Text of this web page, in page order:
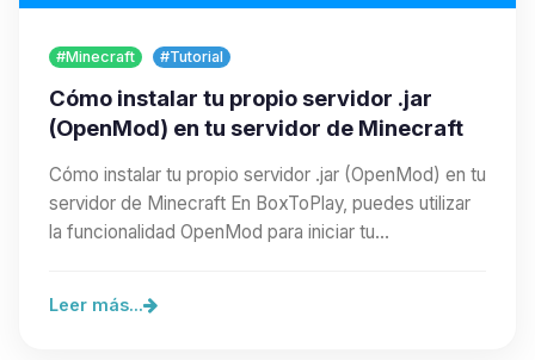
#Minecraft #Tutorial
Cómo instalar tu propio servidor .jar
(OpenMod) en tu servidor de Minecraft
Cómo instalar tu propio servidor .jar (OpenMod) en tu
servidor de Minecraft En BoxToPlay, puedes utilizar
la funcionalidad OpenMod para iniciar tu…
Leer más...